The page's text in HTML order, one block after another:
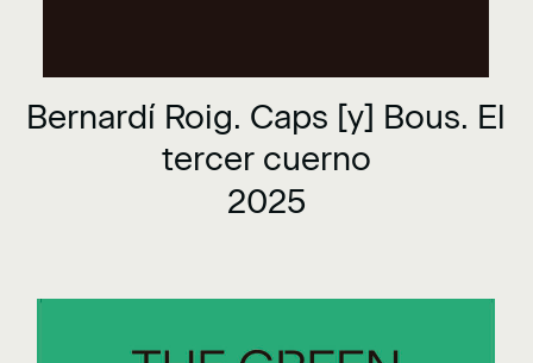
Bernardí Roig. Caps [y] Bous. El
tercer cuerno
2025